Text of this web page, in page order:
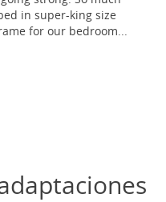
in super-king size
for our bedroom...